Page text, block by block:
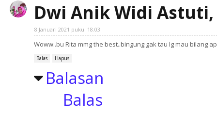
Dwi Anik Widi Astuti,
8 Januari 2021 pukul 18.03
Woww..bu Rita mmg the best..bingung gak tau lg mau bilang
Balas Hapus
Balasan
Balas